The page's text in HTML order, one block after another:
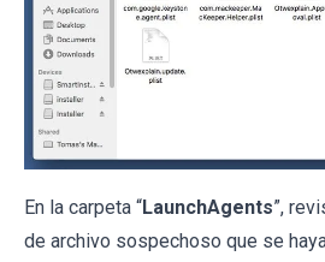
En la carpeta “LaunchAgents”,
de archivo sospechoso que se